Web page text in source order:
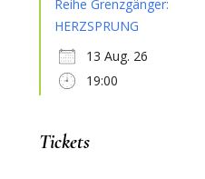
Reihe Grenzgänger:
HERZSPRUNG
13 Aug. 26
19:00
Tickets